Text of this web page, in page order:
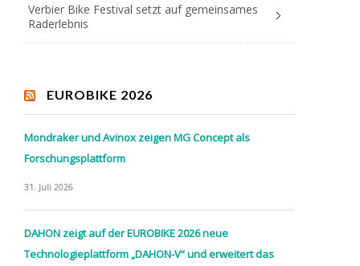
Verbier Bike Festival setzt auf gemeinsames
Raderlebnis
EUROBIKE 2026
Mondraker und Avinox zeigen MG Concept als
Forschungsplattform
31. Juli 2026
DAHON zeigt auf der EUROBIKE 2026 neue
Technologieplattform „DAHON-V“ und erweitert das